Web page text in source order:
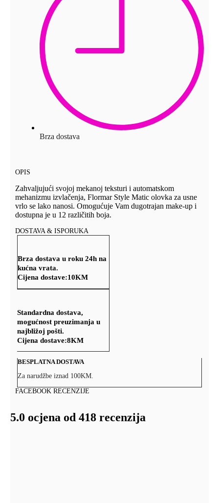
Brza dostava
OPIS
Zahvaljujući svojoj mekanoj teksturi i automatskom
mehanizmu izvlačenja, Flormar Style Matic olovka za usne
vrlo se lako nanosi. Omogućuje Vam dugotrajan make-up i
dostupna je u 12 različitih boja.
DOSTAVA & ISPORUKA
Brza dostava u roku 24h na
kućna vrata.
Cijena dostave:10KM
Standardna dostava,
mogućnost preuzimanja u
najbližoj pošti.
Cijena dostave:8KM
BESPLATNA DOSTAVA
Za narudžbe iznad 100KM.
FACEBOOK RECENZIJE
5.0 ocjena od 418 recenzija